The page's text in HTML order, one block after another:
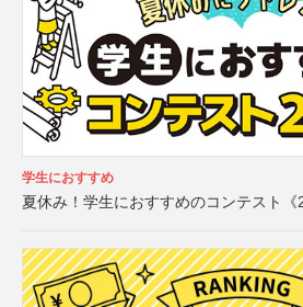
学生におすすめ
夏休み！学生におすすめのコンテスト《